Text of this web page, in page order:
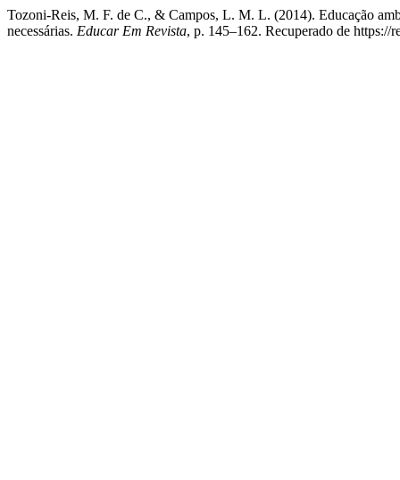
Tozoni-Reis, M. F. de C., & Campos, L. M. L. (2014). Educação
necessárias. Educar Em Revista, p. 145–162. Recuperado de https://